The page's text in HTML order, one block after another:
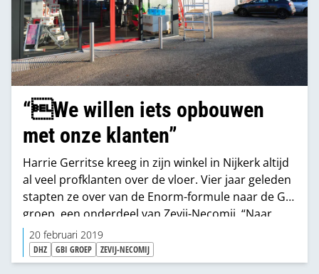
“We willen iets opbouwen
met onze klanten”
Harrie Gerritse kreeg in zijn winkel in Nijkerk altijd
al veel profklanten over de vloer. Vier jaar geleden
stapten ze over van de Enorm-formule naar de GBI
groep, een onderdeel van Zevij-Necomij. “Naar
andere doe-het-zelf formules hebben we nooit
gekeken, ik vind DHZ persoonlijk ook het minst
leuke aan de branche.”
20 februari 2019
DHZ GBI GROEP ZEVIJ-NECOMIJ